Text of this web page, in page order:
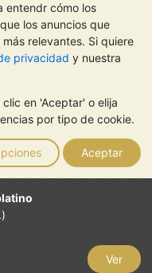
entendr cómo los
los anuncios que
relevantes. Si quiere
privacidad y nuestra
en 'Aceptar' o elija
por tipo de cookie.
Aceptar
Ver
puede tanto bajar como
la evolución
en los sitios web de
constituye
Debería buscar
si poseer metales
de Galmarley Limited,
el número 4943684